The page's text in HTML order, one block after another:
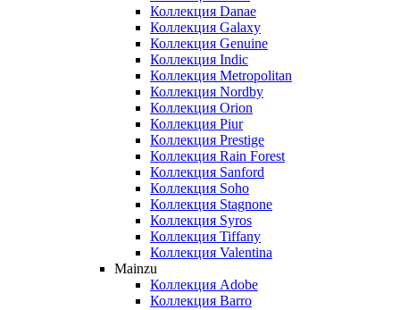
Коллекция Danae
Коллекция Galaxy
Коллекция Genuine
Коллекция Indic
Коллекция Metropolitan
Коллекция Nordby
Коллекция Orion
Коллекция Piur
Коллекция Prestige
Коллекция Rain Forest
Коллекция Sanford
Коллекция Soho
Коллекция Stagnone
Коллекция Syros
Коллекция Tiffany
Коллекция Valentina
Mainzu
Коллекция Adobe
Коллекция Barro